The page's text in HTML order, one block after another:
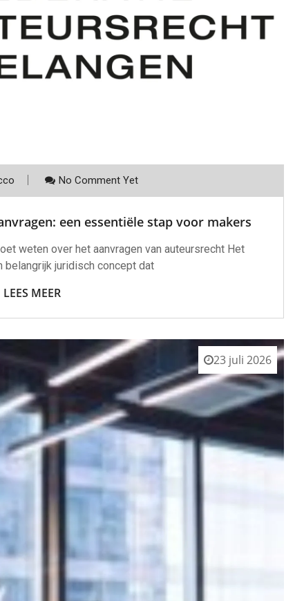
No Comment Yet
een essentiële stap voor makers
weten over het aanvragen van auteursrecht Het
belangrijk juridisch concept dat
LEES MEER
23 juli 2026